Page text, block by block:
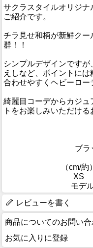
サクラスタイルオリジ
ご紹介です。
チラ見せ和柄が新鮮ク
群！！
シンプルデザインです
えしなど、ポイントには
合わせやすくヘビーロー
綺麗目コーデからカジュ
トをお楽しみいただけ
ブラ
（cm/約）
XS
モデ
レビューを書く
商品についてのお問い
お気に入りに登録